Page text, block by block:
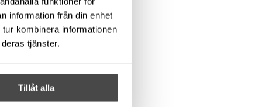
information från din enhet
kombinera informationen
tjänster.
Tillåt alla